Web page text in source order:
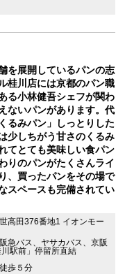
を展開しているパンの志
桂川店には京都のパン職
る小林健吾シェフが関わ
ないパンがあります。代
るみパン」しっとりした
少しちがう甘さのくるみ
てとても美味しい食パン
りのパンがたくさんライ
、買ったパンをその場で
スペースも完備されてい
高田376番地1 イオンモー
急バス、ヤサカバス、京阪
駅前」停留所直結
歩５分